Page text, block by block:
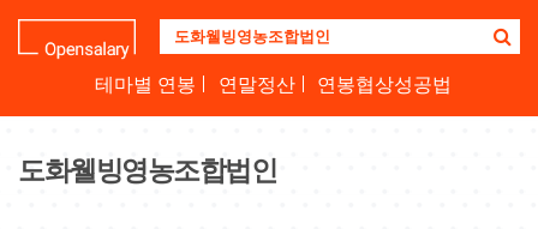
업
명
하
테마별 연봉 연말정산 연봉협상성공법
도화웰빙영농조합법인